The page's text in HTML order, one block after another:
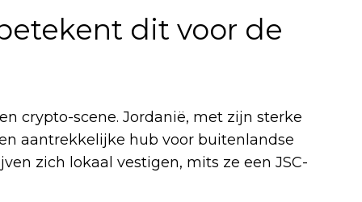
dit voor de
crypto-scene. Jordanië, met zijn sterke
aantrekkelijke hub voor buitenlandse
zich lokaal vestigen, mits ze een JSC-